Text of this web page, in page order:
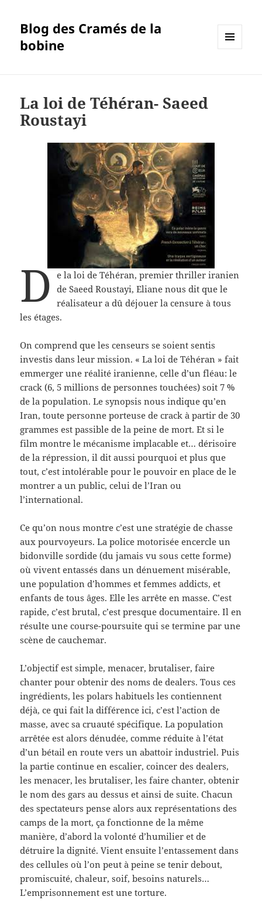
Blog des Cramés de la
bobine
La loi de Téhéran- Saeed
Roustayi
D e la loi de Téhéran, premier thriller iranien
de Saeed Roustayi, Eliane nous dit que le
réalisateur a dû déjouer la censure à tous
les étages.
On comprend que les censeurs se soient sentis
investis dans leur mission. « La loi de Téhéran » fait
emmerger une réalité iranienne, celle d’un fléau: le
crack (6, 5 millions de personnes touchées) soit 7 %
de la population. Le synopsis nous indique qu’en
Iran, toute personne porteuse de crack à partir de 30
grammes est passible de la peine de mort. Et si le
film montre le mécanisme implacable et… dérisoire
de la répression, il dit aussi pourquoi et plus que
tout, c’est intolérable pour le pouvoir en place de le
montrer a un public, celui de l’Iran ou
l’international.
Ce qu’on nous montre c’est une stratégie de chasse
aux pourvoyeurs. La police motorisée encercle un
bidonville sordide (du jamais vu sous cette forme)
où vivent entassés dans un dénuement misérable,
une population d’hommes et femmes addicts, et
enfants de tous âges. Elle les arrête en masse. C’est
rapide, c’est brutal, c’est presque documentaire. Il en
résulte une course-poursuite qui se termine par une
scène de cauchemar.
L’objectif est simple, menacer, brutaliser, faire
chanter pour obtenir des noms de dealers. Tous ces
ingrédients, les polars habituels les contiennent
déjà, ce qui fait la différence ici, c’est l’action de
masse, avec sa cruauté spécifique. La population
arrêtée est alors dénudée, comme réduite à l’état
d’un bétail en route vers un abattoir industriel. Puis
la partie continue en escalier, coincer des dealers,
les menacer, les brutaliser, les faire chanter, obtenir
le nom des gars au dessus et ainsi de suite. Chacun
des spectateurs pense alors aux représentations des
camps de la mort, ça fonctionne de la même
manière, d’abord la volonté d’humilier et de
détruire la dignité. Vient ensuite l’entassement dans
des cellules où l’on peut à peine se tenir debout,
promiscuité, chaleur, soif, besoins naturels…
L’emprisonnement est une torture.